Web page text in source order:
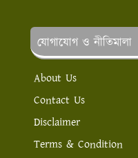
যোগাযোগ ও নীতিমালা
About Us
Contact Us
Disclaimer
Terms & Condition